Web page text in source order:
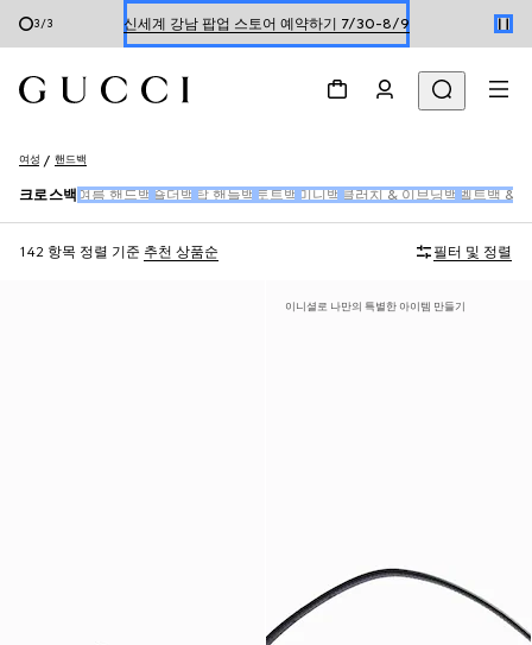
1/3 한정 기간 만나보는 장기 무이자 할부 서비스
여성 핸드백
크로스백 여름 핸드백 숄더백 탑 핸들백 토트백 미니백 클러치 & 이브닝백 벨트백 &
142 항목 정렬 기준 추천 상품순 필터 및 정렬
이니셜로 나만의 특별한 아이템 만들기